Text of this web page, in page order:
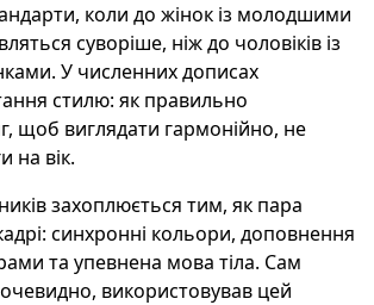
коли до жінок із молодшими
суворіше, ніж до чоловіків із
У численних дописах
стилю: як правильно
щоб виглядати гармонійно, не
на вік.
захоплюється тим, як пара
синхронні кольори, доповнення
та упевнена мова тіла. Сам
використовував цей